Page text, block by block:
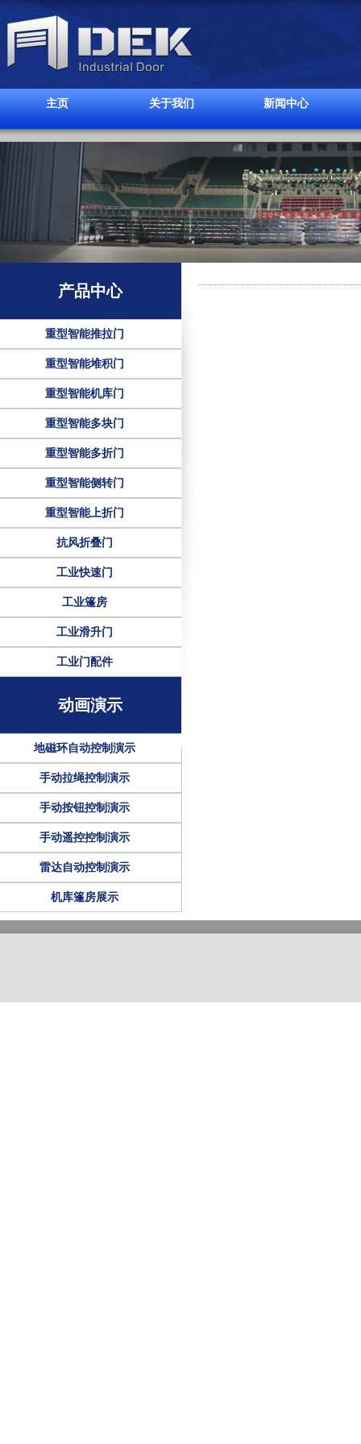
主页 关于我们 新闻中心
产品中心
重型智能推拉门
重型智能堆积门
重型智能机库门
重型智能多块门
重型智能多折门
重型智能侧转门
重型智能上折门
抗风折叠门
工业快速门
工业篷房
工业滑升门
工业门配件
动画演示
地磁环自动控制演示
手动拉绳控制演示
手动按钮控制演示
手动遥控控制演示
雷达自动控制演示
机库篷房展示